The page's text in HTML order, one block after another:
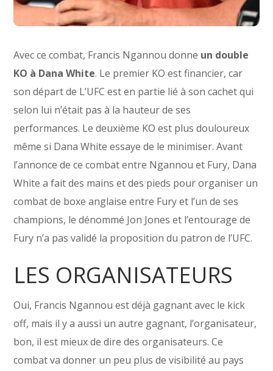
Avec ce combat, Francis Ngannou donne un double
KO à Dana White. Le premier KO est financier, car
son départ de L’UFC est en partie lié à son cachet qui
selon lui n’était pas à la hauteur de ses
performances. Le deuxième KO est plus douloureux
même si Dana White essaye de le minimiser. Avant
l’annonce de ce combat entre Ngannou et Fury, Dana
White a fait des mains et des pieds pour organiser un
combat de boxe anglaise entre Fury et l’un de ses
champions, le dénommé Jon Jones et l’entourage de
Fury n’a pas validé la proposition du patron de l’UFC.
LES ORGANISATEURS
Oui, Francis Ngannou est déjà gagnant avec le kick
off, mais il y a aussi un autre gagnant, l’organisateur,
bon, il est mieux de dire des organisateurs. Ce
combat va donner un peu plus de visibilité au pays